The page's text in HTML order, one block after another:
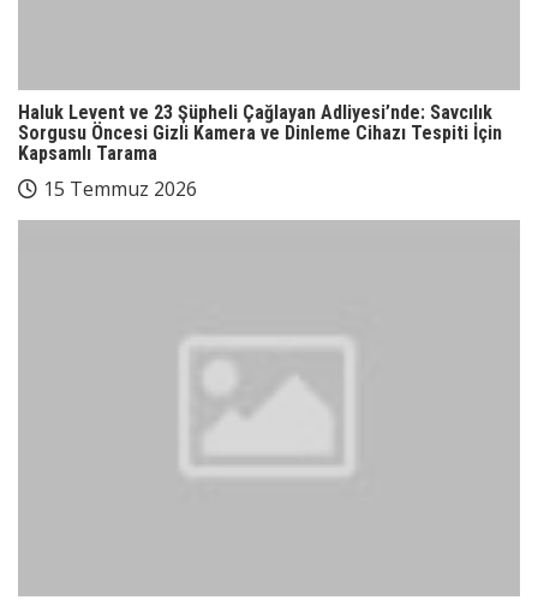
Haluk Levent ve 23 Şüpheli Çağlayan Adliyesi’nde: Savcılık
Sorgusu Öncesi Gizli Kamera ve Dinleme Cihazı Tespiti İçin
Kapsamlı Tarama
15 Temmuz 2026